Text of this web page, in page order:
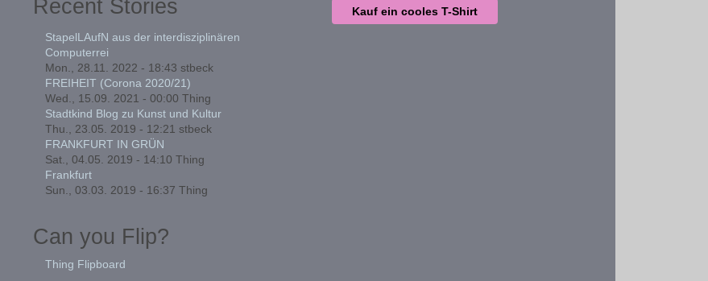
Recent Stories
StapelLAufN aus der interdisziplinären
Computerrei
Mon., 28.11. 2022 - 18:43 stbeck
FREIHEIT (Corona 2020/21)
Wed., 15.09. 2021 - 00:00 Thing
Stadtkind Blog zu Kunst und Kultur
Thu., 23.05. 2019 - 12:21 stbeck
FRANKFURT IN GRÜN
Sat., 04.05. 2019 - 14:10 Thing
Frankfurt
Sun., 03.03. 2019 - 16:37 Thing
Can you Flip?
Thing Flipboard
Kauf ein cooles T-Shirt